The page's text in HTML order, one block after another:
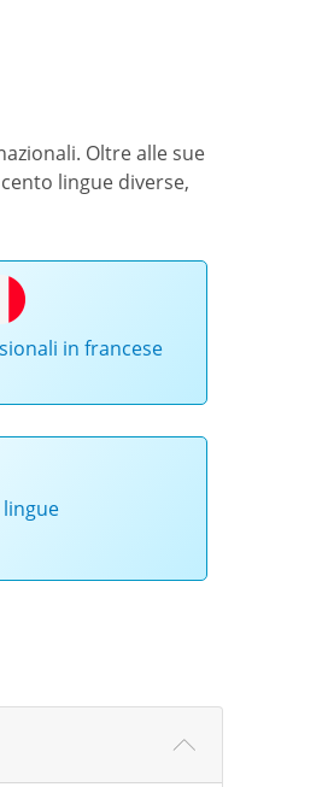
Oltre alle sue
lingue diverse,
in francese